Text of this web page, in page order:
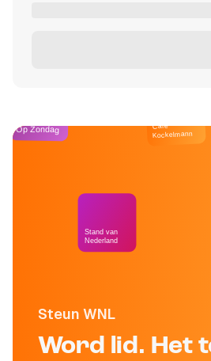
Steun WNL
Word lid. Het
Op Zondag
Stand van
Nederland
Café
Kockelmann